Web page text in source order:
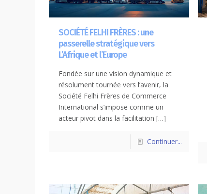
SOCIÉTÉ FELHI FRÈRES : une
passerelle stratégique vers
L’Afrique et l’Europe
Fondée sur une vision dynamique et
résolument tournée vers l’avenir, la
Société Felhi Frères de Commerce
International s’impose comme un
acteur pivot dans la facilitation […]
Continuer...